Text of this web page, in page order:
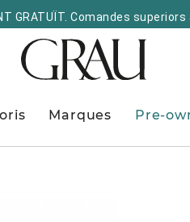
GRATUÏT. Comandes superiors
Marques Pre-